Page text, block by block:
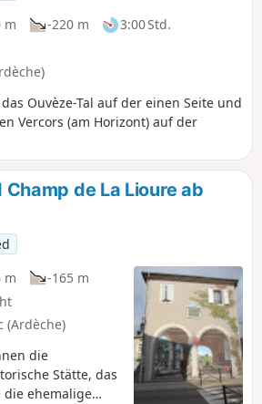
m -220 m
3:00 Std.
Ouvèze-Tal auf der einen Seite und
Vercors (am Horizont) auf der
Champ de La Lioure ab
m
-165 m
(Ardèche)
die
Stätte, das
die ehemalige